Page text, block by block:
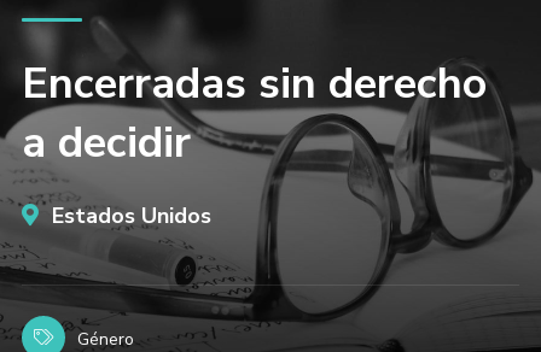
Encerradas sin derecho
a decidir
Estados Unidos
Género